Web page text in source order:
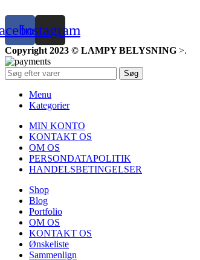
Instagram
Copyright 2023 © LAMPY BELYSNING >.
Søg
Menu
Kategorier
MIN KONTO
KONTAKT OS
OM OS
PERSONDATAPOLITIK
HANDELSBETINGELSER
Shop
Blog
Portfolio
OM OS
KONTAKT OS
Ønskeliste
Sammenlign